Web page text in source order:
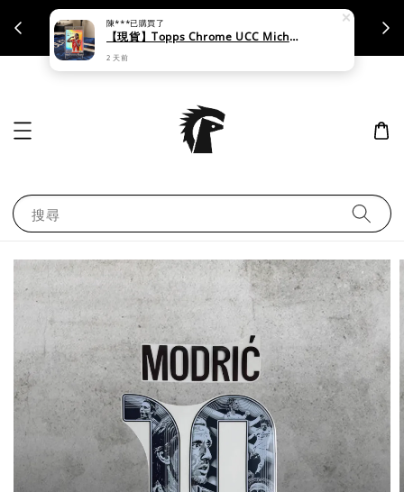
支援刷卡｜皆開立統一發票
搜尋
陳***已購買了
【現貨】Topps Chrome UCC Michael Olise
2 天前